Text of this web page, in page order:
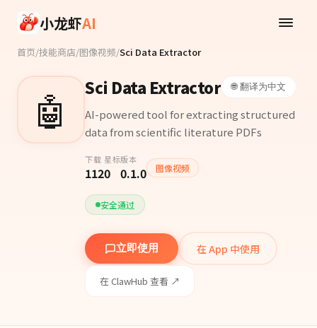
小龙虾AI
首页/技能商店/图像视频/Sci Data Extractor
🤖 Sci Data Extractor 🌐 翻译为中文
AI-powered tool for extracting structured
data from scientific literature PDFs
下载
112
星标
0
版本
0.1.0 图像视频
安全通过
立即使用 在 App 中使用
在 ClawHub 查看 ↗